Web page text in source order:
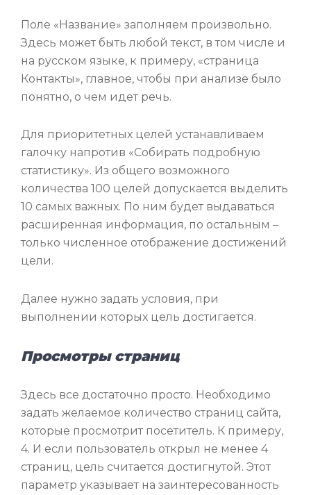
Поле «Название» заполняем произвольно.
Здесь может быть любой текст, в том числе и
на русском языке, к примеру, «страница
Контакты», главное, чтобы при анализе было
понятно, о чем идет речь.
Для приоритетных целей устанавливаем
галочку напротив «Собирать подробную
статистику». Из общего возможного
количества 100 целей допускается выделить
10 самых важных. По ним будет выдаваться
расширенная информация, по остальным –
только численное отображение достижений
цели.
Далее нужно задать условия, при
выполнении которых цель достигается.
Просмотры страниц
Здесь все достаточно просто. Необходимо
задать желаемое количество страниц сайта,
которые просмотрит посетитель. К примеру,
4. И если пользователь открыл не менее 4
страниц, цель считается достигнутой. Этот
параметр указывает на заинтересованность